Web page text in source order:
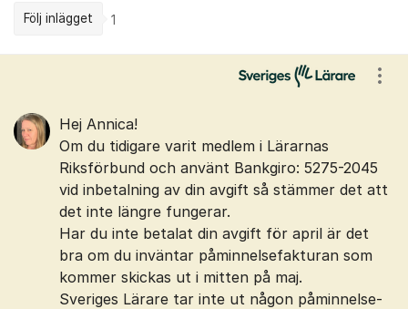
Följ inlägget 1
Hej Annica!
Om du tidigare varit medlem i Lärarnas
Riksförbund och använt Bankgiro: 5275-2045
vid inbetalning av din avgift så stämmer det att
det inte längre fungerar.
Har du inte betalat din avgift för april är det
bra om du inväntar påminnelsefakturan som
kommer skickas ut i mitten på maj.
Sveriges Lärare tar inte ut någon påminnelse-